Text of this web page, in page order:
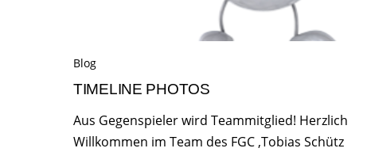
Blog
TIMELINE PHOTOS
Aus Gegenspieler wird Teammitglied! Herzlich
Willkommen im Team des FGC ,Tobias Schütz